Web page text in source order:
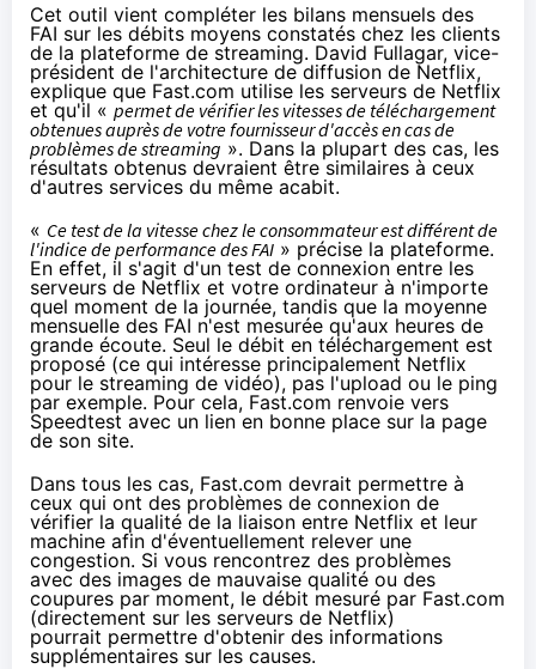
Cet outil vient compléter les bilans mensuels des
FAI sur les débits moyens constatés chez les clients
de la plateforme de streaming. David Fullagar, vice-
président de l'architecture de diffusion deNetflix,
explique que Fast.com utilise les serveurs de Netflix
et qu'il « permet de vérifier les vitesses de téléchargement
obtenues auprès de votre fournisseur d'accès en cas de
problèmes de streaming ». Dans la plupart des cas, les
résultats obtenus devraient être similaires à ceux
d'autres services du même acabit.
« Ce test de la vitesse chez le consommateur est différent de
l'indice de performance desFAI » précise la plateforme.
En effet, il s'agit d'un test de connexion entre les
serveurs de Netflix et votre ordinateur à n'importe
quel moment de la journée, tandis que la moyenne
mensuelle des FAI n'est mesurée qu'aux heures de
grande écoute. Seul le débit en téléchargement est
proposé (ce qui intéresse principalement Netflix
pour le streaming de vidéo), pas l'upload ou le ping
par exemple. Pour cela, Fast.com renvoie vers
Speedtest avec un lien en bonne place sur la page
de son site.
Dans tous les cas, Fast.com devrait permettre à
ceux qui ont des problèmes de connexion de
vérifier la qualité de la liaison entre Netflix et leur
machine afin d'éventuellement relever une
congestion. Si vous rencontrez des problèmes
avec des images de mauvaise qualité ou des
coupures par moment, le débit mesuré par Fast.com
(directement sur les serveurs de Netflix)
pourrait permettre d'obtenir des informations
supplémentaires sur les causes.